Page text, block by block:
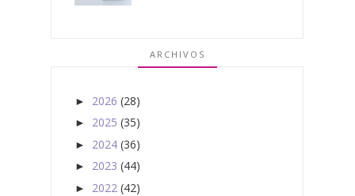
ARCHIVOS
► 2026 (28)
► 2025 (35)
► 2024 (36)
► 2023 (44)
► 2022 (42)